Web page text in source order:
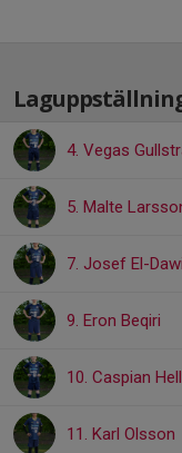
4. Vegas
5. Malte
7. Josef El-Dawi
9. Eron Beqiri
10. Caspian
11. Karl Olsson